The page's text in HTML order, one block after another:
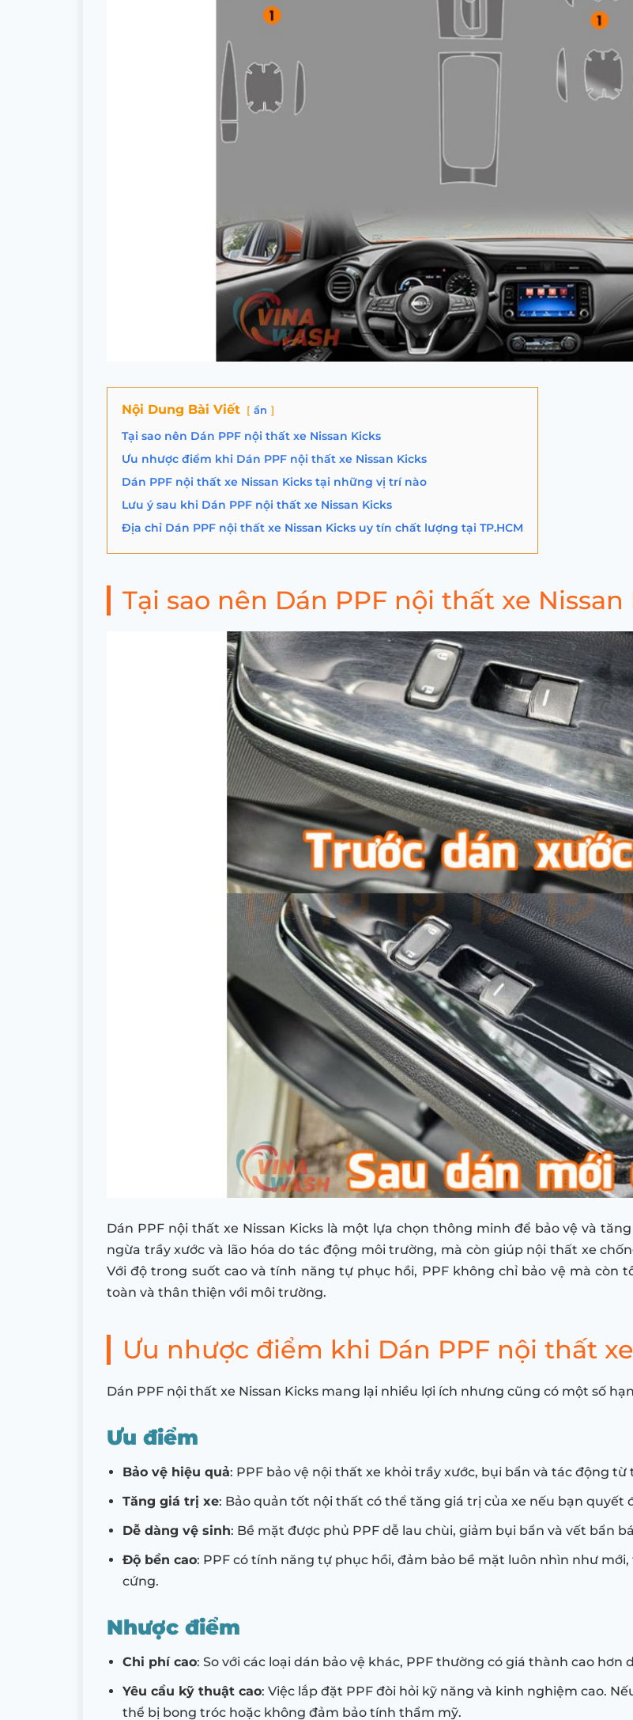
Nội Dung Bài Viết ẩn
Tại sao nên Dán PPF nội thất xe Nissan Kicks
Ưu nhược điểm khi Dán PPF nội thất xe Nissan Kicks
Dán PPF nội thất xe Nissan Kicks tại những vị trí nào
Lưu ý sau khi Dán PPF nội thất xe Nissan Kicks
Địa chỉ Dán PPF nội thất xe Nissan Kicks uy tín chất lượng tại TP.HCM
Tại sao nên Dán PPF nội thất xe Nissan
Dán PPF nội thất xe Nissan Kicks là một lựa chọn thông minh để bảo vệ và
ngừa trầy xước và lão hóa do tác động môi trường, mà còn giúp nội thất xe
Với độ trong suốt cao và tính năng tự phục hồi, PPF không chỉ bảo vệ mà còn
toàn và thân thiện với môi trường.
Ưu nhược điểm khi Dán PPF nội thất
Dán PPF nội thất xe Nissan Kicks mang lại nhiều lợi ích nhưng cũng có một số
Ưu điểm
Bảo vệ hiệu quả: PPF bảo vệ nội thất xe khỏi trầy xước, bụi bẩn và tác động
Tăng giá trị xe: Bảo quản tốt nội thất có thể tăng giá trị của xe nếu bạn quyết
Dễ dàng vệ sinh: Bề mặt được phủ PPF dễ lau chùi, giảm bụi bẩn và vết bẩn
Độ bền cao: PPF có tính năng tự phục hồi, đảm bảo bề mặt luôn nhìn như
cứng.
Nhược điểm
Chi phí cao: So với các loại dán bảo vệ khác, PPF thường có giá thành cao hơn
Yêu cầu kỹ thuật cao: Việc lắp đặt PPF đòi hỏi kỹ năng và kinh nghiệm cao.
thể bị bong tróc hoặc không đảm bảo tính thẩm mỹ.